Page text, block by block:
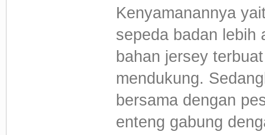
Kenyamanannya
sepeda badan lebih
bahan jersey
mendukung.
bersama dengan
enteng gabung